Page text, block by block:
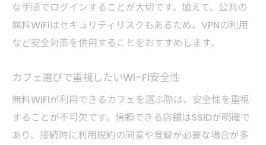
無料WiFi利用時に注意すべき脅威
カフェで使えるセキュリティ対策の基本
カフェWiFi利用時の暗号化チェックポイン
ト
安全なWi-Fi利用を叶えるカフェ環境の選び方
安全なカフェWiFi環境を見極めるポイント
な手順でログインすることが大切です。加えて、公共の
無料WiFiはセキュリティリスクもあるため、VPNの利用
など安全対策を併用することをおすすめします。
カフェ選びで重視したいWi-Fi安全性
無料WiFiが利用できるカフェを選ぶ際は、安全性を重視
することが不可欠です。信頼できる店舗はSSIDが明確で
あり、接続時に利用規約の同意や登録が必要な場合が多